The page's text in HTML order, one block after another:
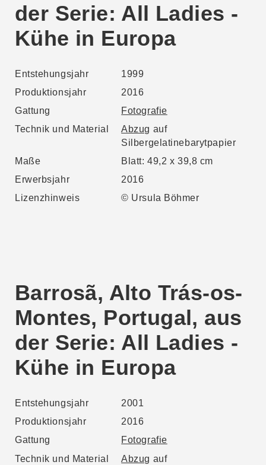
der Serie: All Ladies -
Kühe in Europa
Entstehungsjahr
1999
Produktionsjahr
2016
Gattung
Fotografie
Technik und Material
Abzug auf
Silbergelatinebarytpapier
Maße
Blatt: 49,2 x 39,8 cm
Erwerbsjahr
2016
Lizenzhinweis
© Ursula Böhmer
Barrosã, Alto Trás-os-
Montes, Portugal, aus
der Serie: All Ladies -
Kühe in Europa
Entstehungsjahr
2001
Produktionsjahr
2016
Gattung
Fotografie
Technik und Material
Abzug auf